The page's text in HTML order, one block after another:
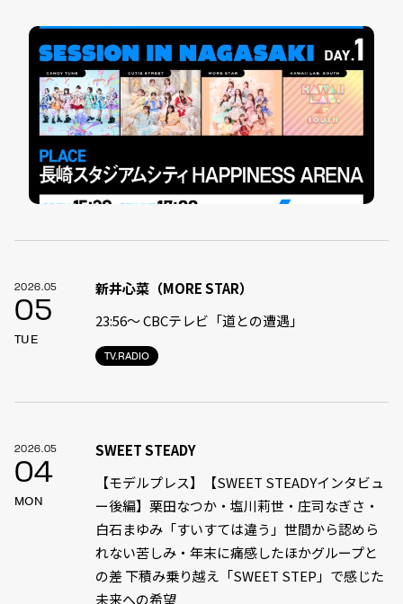
2026.05
05
TUE
TV.RADIO
新井心菜（MORE STAR）
23:56〜 CBCテレビ「道との遭遇」
2026.05
04
MON
SWEET STEADY
【モデルプレス】【SWEET STEADYインタビュ
ー後編】栗田なつか・塩川莉世・庄司なぎさ・
白石まゆみ「すいすては違う」世間から認めら
れない苦しみ・年末に痛感したほかグループと
の差 下積み乗り越え「SWEET STEP」で感じた
未来への希望